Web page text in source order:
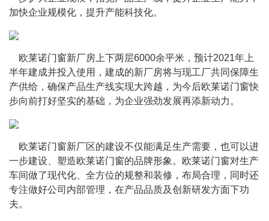
加快企业规模化，提升产能科技化。
欧莱诺门窗新厂房上下两层6000余平米，预计2021年上
半年建成并投入使用，建成的新厂房将与现工厂共同保障生
产供给，确保产品生产线实现大跨越，为今后欧莱诺门窗快
步向前打好坚实的基础，为企业强劲发展再添新动力。
欧莱诺门窗新厂区的建设不仅能满足生产需要，也可以进
一步建设、塑造欧莱诺门窗的品牌形象。欧莱诺门窗对生产
车间做了现代化、全方位的规整和装修，布局合理，同时还
专注做好公司内部管理，在产品品质及创新研发方面下功
夫。